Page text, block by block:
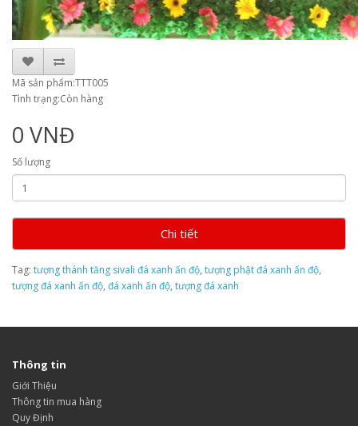
Mã sản phẩm:TTT005
Tình trạng:Còn hàng
0 VNĐ
Số lượng
Chi tiết
Tag: tượng thánh tăng sivali đá xanh ấn độ, tượng phật đá xanh ấn độ,
tượng đá xanh ấn độ, đá xanh ấn độ, tượng đá xanh
Thông tin
Giới Thiệu
Thông tin mua hàng
Quy Định